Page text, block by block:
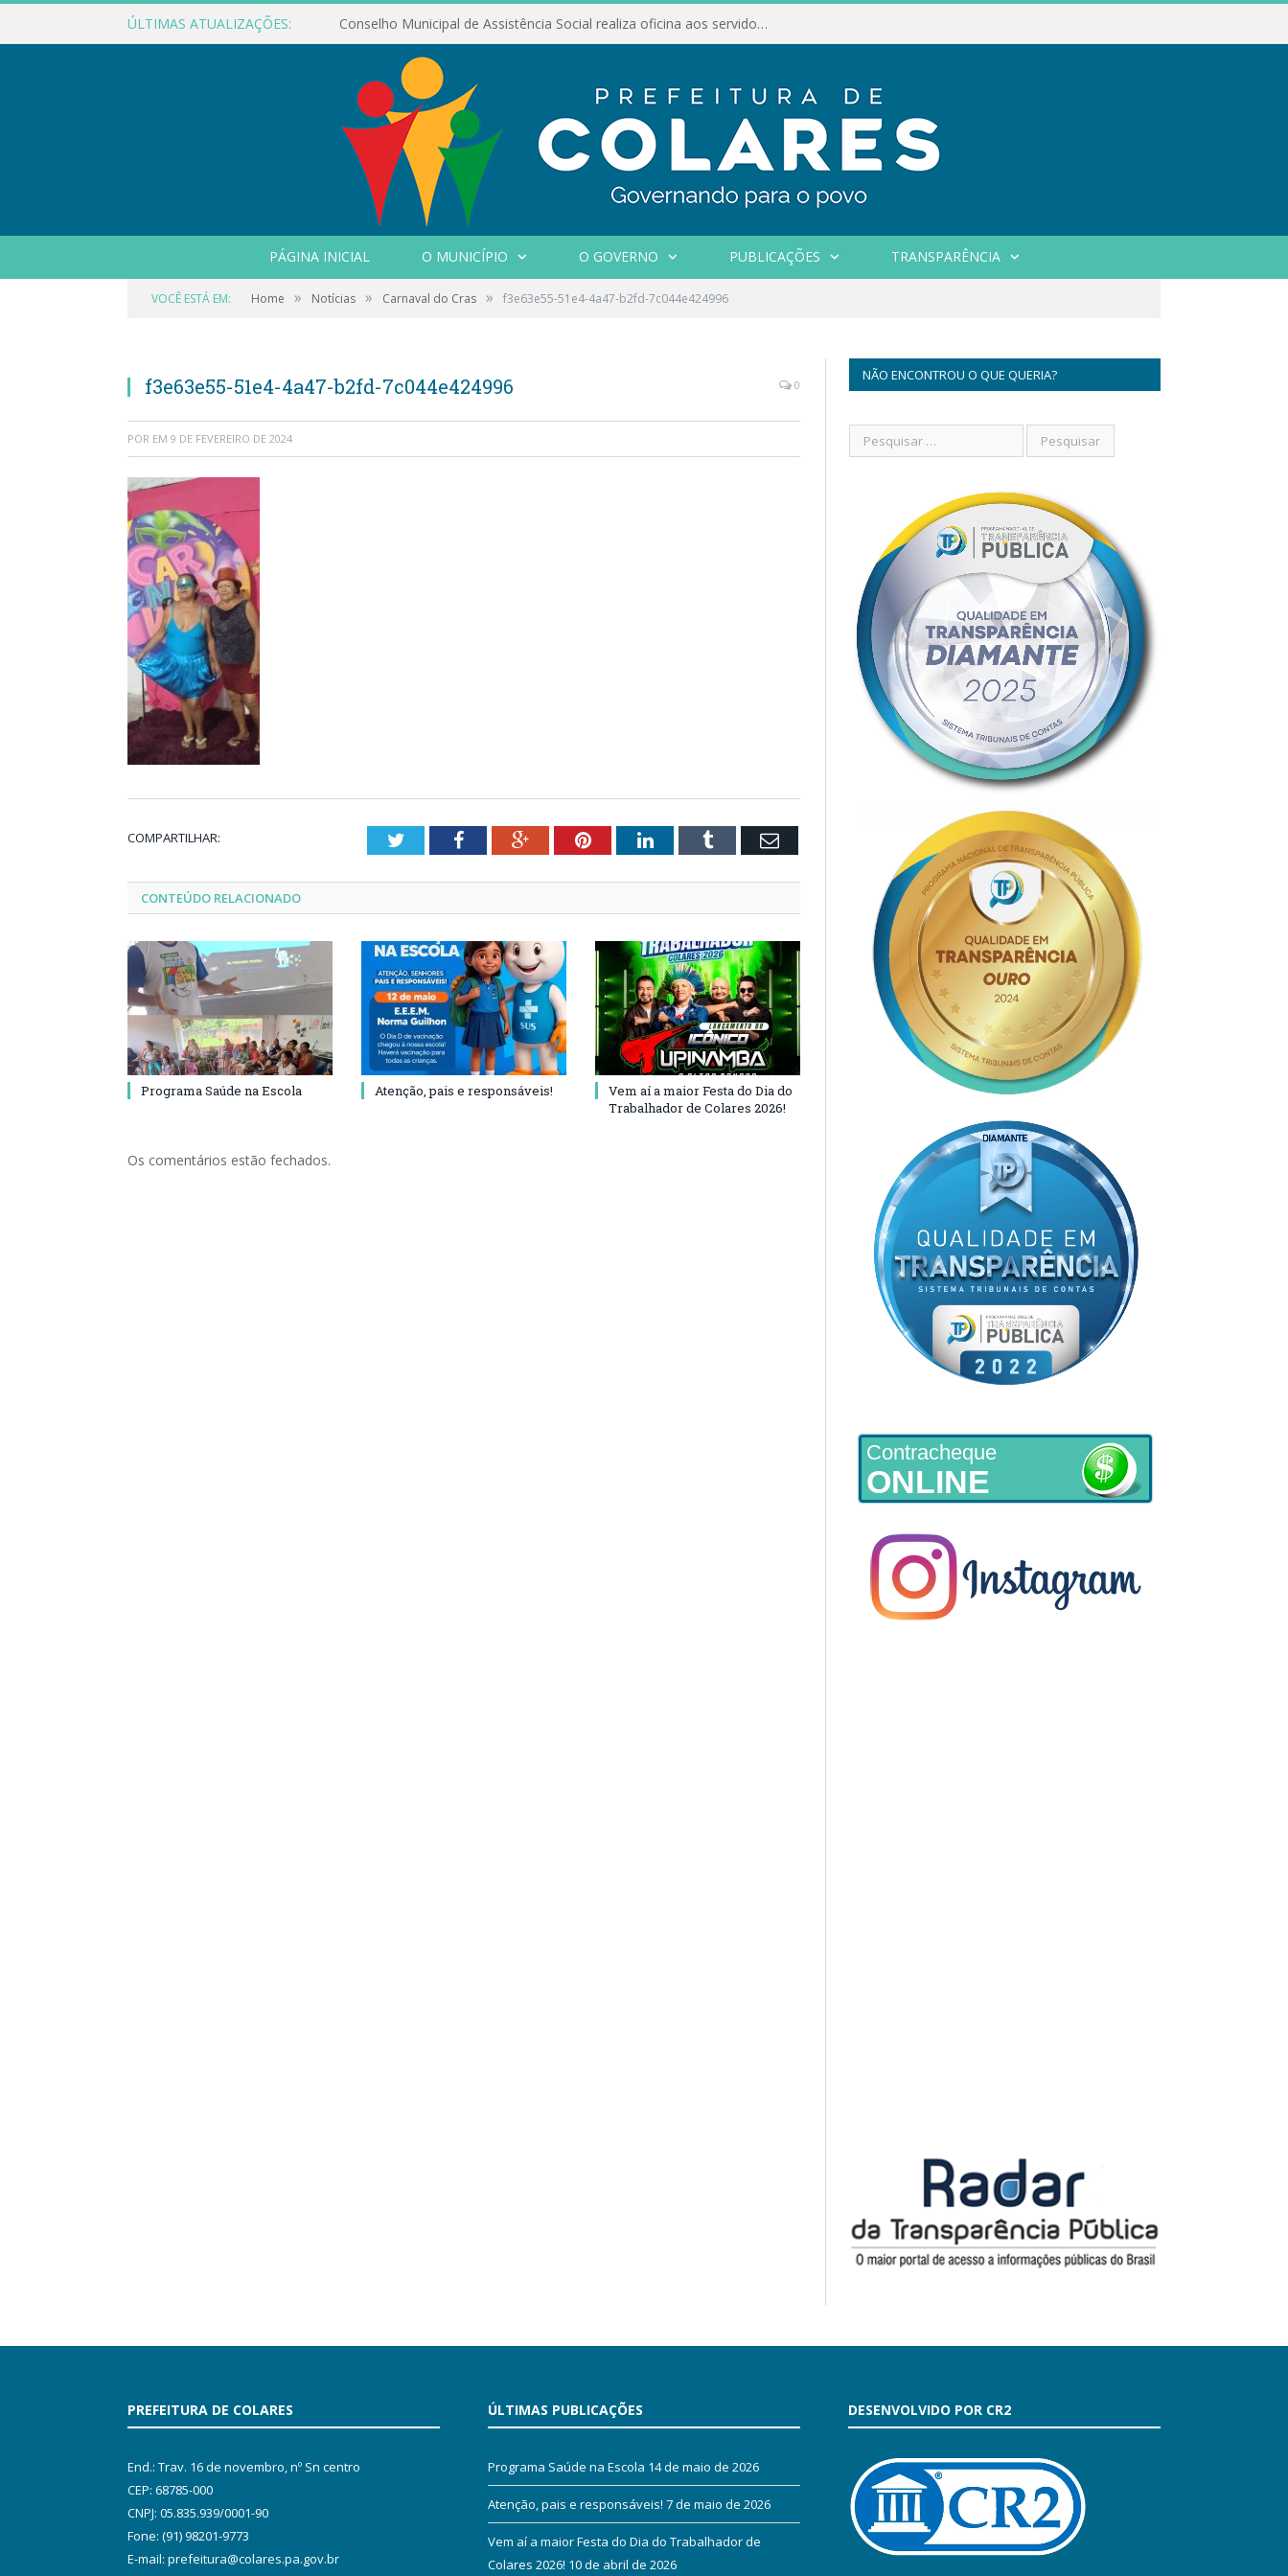
ÚLTIMAS ATUALIZAÇÕES: Conselho Municipal de Assistência Social realiza oficina aos servidores
PÁGINA INICIAL O MUNICÍPIO O GOVERNO PUBLICAÇÕES TRANSPARÊNCIA
VOCÊ ESTÁ EM: Home » Notícias » Carnaval do Cras » f3e63e55-51e4-4a47-b2fd-7c044e424996
f3e63e55-51e4-4a47-b2fd-7c044e424996 0
POR EM 9 DE FEVEREIRO DE 2024
COMPARTILHAR: TwitterFacebookGoogle+PinterestLinkedInTumblr Email
CONTEÚDO RELACIONADO
Programa Saúde na Escola Atenção, pais e responsáveis!
Vem aí a maior Festa do Dia do
Trabalhador de Colares 2026!
Os comentários estão fechados.
NÃO ENCONTROU O QUE QUERIA?
Contracheque
ONLINE
PREFEITURA DE COLARES
End.: Trav. 16 de novembro, nº Sn centro
CEP: 68785-000
CNPJ: 05.835.939/0001-90
Fone: (91) 98201-9773
E-mail: prefeitura@colares.pa.gov.br
ÚLTIMAS PUBLICAÇÕES
Programa Saúde na Escola 14 de maio de 2026
Atenção, pais e responsáveis! 7 de maio de 2026
Vem aí a maior Festa do Dia do Trabalhador de
Colares 2026! 10 de abril de 2026
DESENVOLVIDO POR CR2